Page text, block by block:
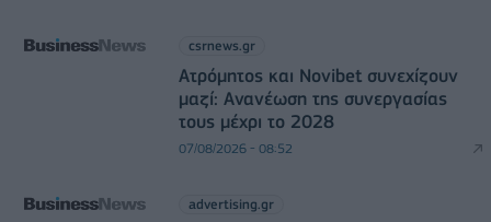
csrnews.gr
Ατρόμητος και Novibet συνεχίζουν
μαζί: Ανανέωση της συνεργασίας
τους μέχρι το 2028
07/08/2026 - 08:52
advertising.gr